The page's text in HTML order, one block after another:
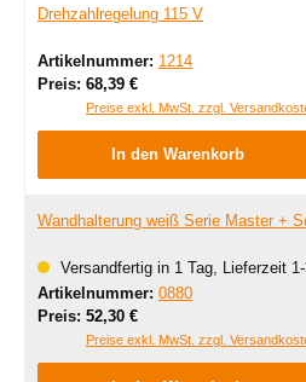
Drehzahlregelung 115 V
Artikelnummer: 1214
Preis: Regulärer Preis:
68,39 €
Preise exkl. MwSt. zzgl.
In den Warenkorb
Wandhalterung weiß Serie Master +
Versandfertig in 1 Tag, Lieferzeit
Artikelnummer: 0880
Preis: Regulärer Preis:
52,30 €
Preise exkl. MwSt. zzgl.